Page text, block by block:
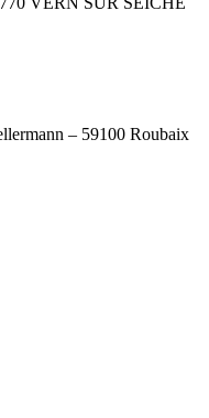
– 59100 Roubaix